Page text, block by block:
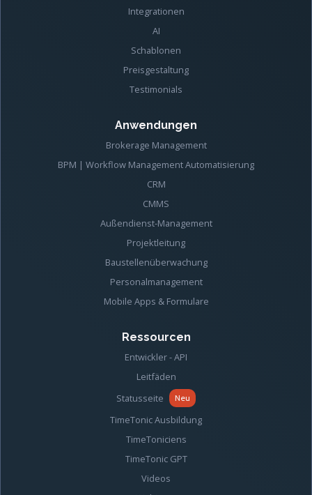
Integrationen
AI
Schablonen
Preisgestaltung
Testimonials
Anwendungen
Brokerage Management
BPM | Workflow Management Automatisierung
CRM
CMMS
Außendienst-Management
Projektleitung
Baustellenüberwachung
Personalmanagement
Mobile Apps & Formulare
Ressourcen
Entwickler - API
Leitfäden
Statusseite
Neu
TimeTonic Ausbildung
TimeToniciens
TimeTonic GPT
Videos